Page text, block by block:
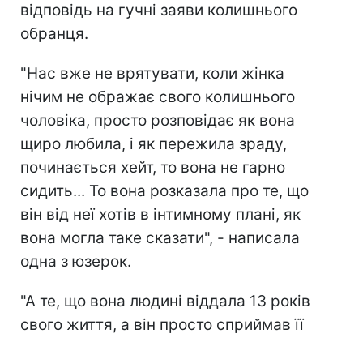
відповідь на гучні заяви колишнього
обранця.
"Нас вже не врятувати, коли жінка
нічим не ображає свого колишнього
чоловіка, просто розповідає як вона
щиро любила, і як пережила зраду,
починається хейт, то вона не гарно
сидить... То вона розказала про те, що
він від неї хотів в інтимному плані, як
вона могла таке сказати", - написала
одна з юзерок.
"А те, що вона людині віддала 13 років
свого життя, а він просто сприймав її